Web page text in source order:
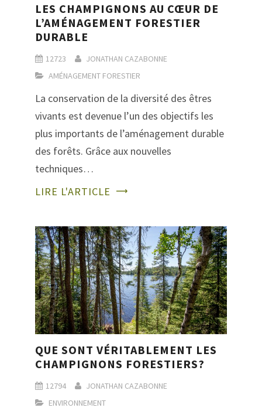
LES CHAMPIGNONS AU CŒUR DE
L’AMÉNAGEMENT FORESTIER
DURABLE
12723
JONATHAN CAZABONNE
AMÉNAGEMENT FORESTIER
La conservation de la diversité des êtres
vivants est devenue l’un des objectifs les
plus importants de l’aménagement durable
des forêts. Grâce aux nouvelles
techniques…
LIRE L'ARTICLE
QUE SONT VÉRITABLEMENT LES
CHAMPIGNONS FORESTIERS?
12794
JONATHAN CAZABONNE
ENVIRONNEMENT